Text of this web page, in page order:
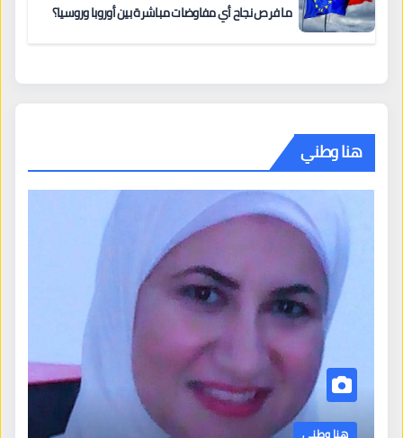
ما فرص نجاح أي مفاوضات مباشرة بين أوروبا وروسيا؟
هنا وطني